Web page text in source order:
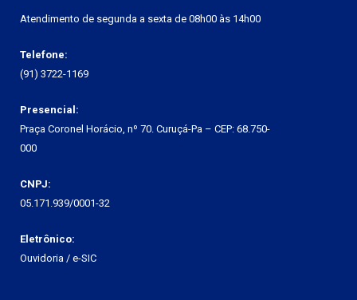
Atendimento de segunda a sexta de 08h00 às 14h00
Telefone:
(91) 3722-1169
Presencial:
Praça Coronel Horácio, nº 70. Curuçá-Pa – CEP: 68.750-
000
CNPJ:
05.171.939/0001-32
Eletrônico:
Ouvidoria / e-SIC